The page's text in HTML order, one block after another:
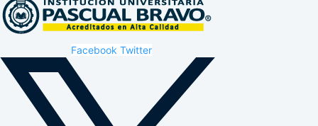
Facebook Twitter